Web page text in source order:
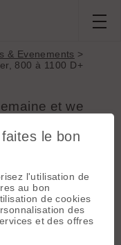
& Evenements >
800 à 1100 D+
et we
:Précédente 1
Archives
20:37
le bon
l'utilisation de
au bon
de cookies
des
et des offres